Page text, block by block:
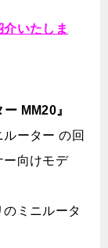
いたしま
MM20』
ーター の回
ー向けモデ
ミニルータ